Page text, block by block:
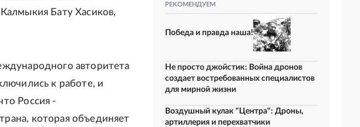
Бату Хасиков,
авторитета
к работе, и
Россия -
которая объединяет
РЕКОМЕНДУЕМ
Победа и правда наша!
Не просто джойстик: Война дронов
создает востребованных специалистов
для мирной жизни
Воздушный кулак "Центра": Дроны,
артиллерия и перехватчики